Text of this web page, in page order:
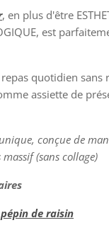
, en plus d'être
est
repas quotidien
assiette de
conçue de
(sans collage)
de raisin